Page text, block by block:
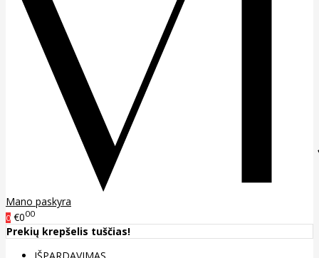
Mano paskyra
0 €000
Prekių krepšelis tuščias!
IŠPARDAVIMAS